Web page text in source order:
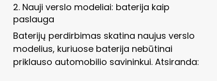
2. Nauji verslo modeliai: baterija kaip
paslauga
Baterijų perdirbimas skatina naujus verslo
modelius, kuriuose baterija nebūtinai
priklauso automobilio savininkui. Atsiranda: